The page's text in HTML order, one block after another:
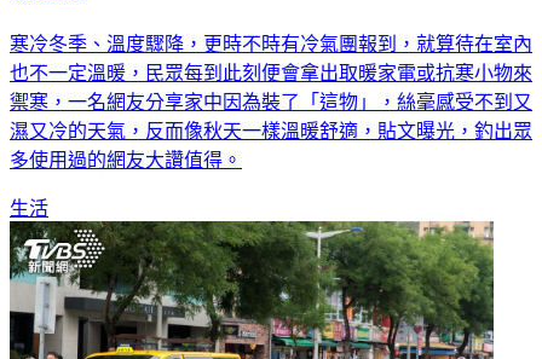
寒冷冬季、溫度驟降，更時不時有冷氣團報到，就算待在室內
也不一定溫暖，民眾每到此刻便會拿出取暖家電或抗寒小物來
禦寒，一名網友分享家中因為裝了「這物」，絲毫感受不到又
濕又冷的天氣，反而像秋天一樣溫暖舒適，貼文曝光，釣出眾
多使用過的網友大讚值得。
生活